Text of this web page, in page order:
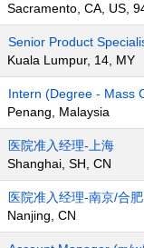
Sacramento, CA, US,
Senior Product
Kuala Lumpur, 14, MY
Intern (Degree - Mass
Penang, Malaysia
医院准入经理-上海
Shanghai, SH, CN
医院准入经理-南京/合肥
Nanjing, CN